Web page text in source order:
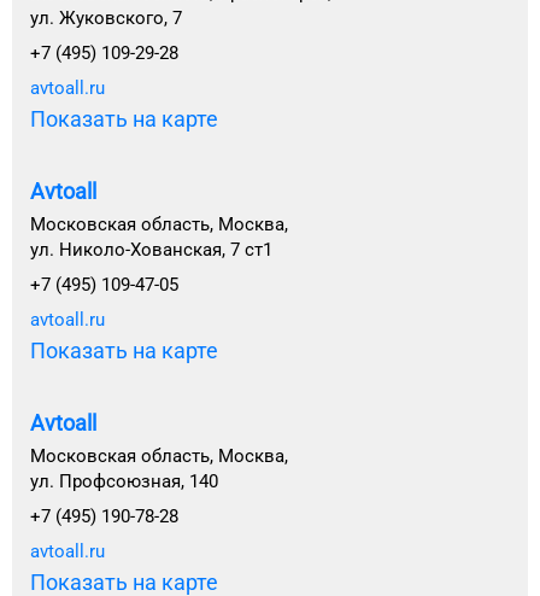
ул. Жуковского, 7
+7 (495) 109-29-28
avtoall.ru
Показать на карте
Avtoall
Московская область, Москва,
ул. Николо-Хованская, 7 ст1
+7 (495) 109-47-05
avtoall.ru
Показать на карте
Avtoall
Московская область, Москва,
ул. Профсоюзная, 140
+7 (495) 190-78-28
avtoall.ru
Показать на карте